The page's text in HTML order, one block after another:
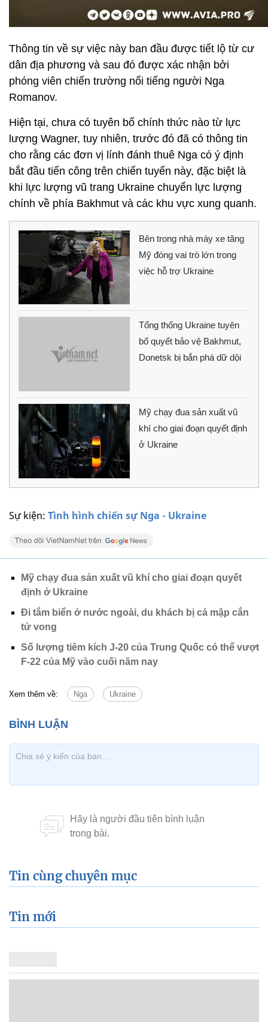
Sự kiện: Tình hình chiến sự Nga - Ukraine
Thông tin về sự việc này ban đầu được tiết lộ từ cư
dân địa phương và sau đó được xác nhận bởi
phóng viên chiến trường nổi tiếng người Nga
Romanov.
Hiện tại, chưa có tuyên bố chính thức nào từ lực
lượng Wagner, tuy nhiên, trước đó đã có thông tin
cho rằng các đơn vị lính đánh thuê Nga có ý định
bắt đầu tiến công trên chiến tuyến này, đặc biệt là
khi lực lượng vũ trang Ukraine chuyển lực lượng
chính về phía Bakhmut và các khu vực xung quanh.
Bên trong nhà máy xe tăng
Mỹ đóng vai trò lớn trong
việc hỗ trợ Ukraine
Tổng thống Ukraine tuyên
bố quyết bảo vệ Bakhmut,
Donetsk bị bắn phá dữ dội
Mỹ chạy đua sản xuất vũ
khí cho giai đoạn quyết định
ở Ukraine
Mỹ chạy đua sản xuất vũ khí cho giai đoạn quyết
định ở Ukraine
Đi tắm biển ở nước ngoài, du khách bị cá mập cắn
tử vong
Số lượng tiêm kích J-20 của Trung Quốc có thể vượt
F-22 của Mỹ vào cuối năm nay
Xem thêm về: Nga Ukraine
Tin cùng chuyên mục
Tin mới